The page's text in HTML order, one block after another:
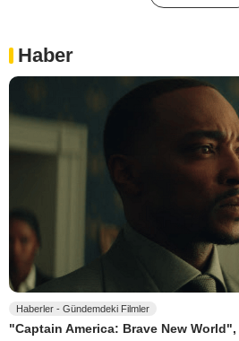
Haber
Haberler - Gündemdeki Filmler
"Captain America: Brave New World",